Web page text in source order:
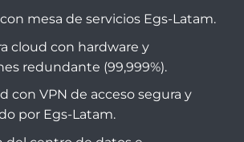
mesa de servicios Egs-Latam.
cloud con hardware y
redundante (99,999%).
con VPN de acceso segura y
por Egs-Latam.